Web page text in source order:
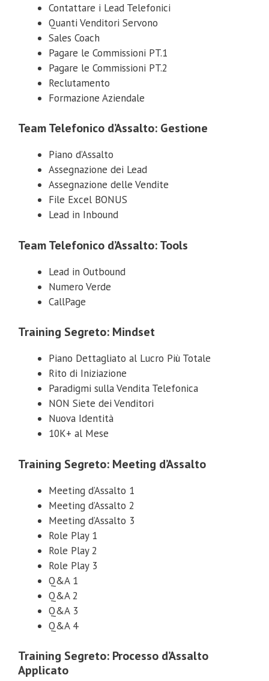
Contattare i Lead Telefonici
Quanti Venditori Servono
Sales Coach
Pagare le Commissioni PT.1
Pagare le Commissioni PT.2
Reclutamento
Formazione Aziendale
Team Telefonico d’Assalto: Gestione
Piano d’Assalto
Assegnazione dei Lead
Assegnazione delle Vendite
File Excel BONUS
Lead in Inbound
Team Telefonico d’Assalto: Tools
Lead in Outbound
Numero Verde
CallPage
Training Segreto: Mindset
Piano Dettagliato al Lucro Più Totale
Rito di Iniziazione
Paradigmi sulla Vendita Telefonica
NON Siete dei Venditori
Nuova Identità
10K+ al Mese
Training Segreto: Meeting d’Assalto
Meeting d’Assalto 1
Meeting d’Assalto 2
Meeting d’Assalto 3
Role Play 1
Role Play 2
Role Play 3
Q&A 1
Q&A 2
Q&A 3
Q&A 4
Training Segreto: Processo d’Assalto
ApplicatoCoupon Sconto 20%